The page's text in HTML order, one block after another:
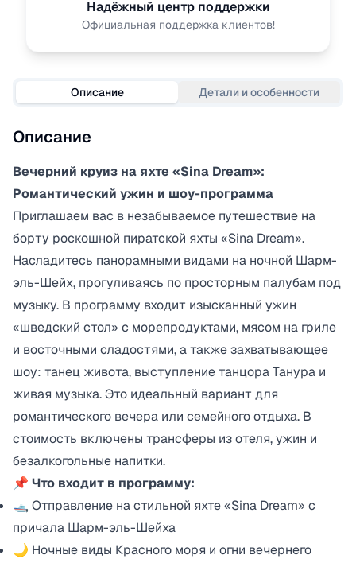
Надёжный центр поддержки
Официальная поддержка клиентов!
Описание Детали и особенности
Описание
Вечерний круиз на яхте «Sina Dream»:
Романтический ужин и шоу-программа
Приглашаем вас в незабываемое путешествие на
борту роскошной пиратской яхты «Sina Dream».
Насладитесь панорамными видами на ночной Шарм-
эль-Шейх, прогуливаясь по просторным палубам под
музыку. В программу входит изысканный ужин
«шведский стол» с морепродуктами, мясом на гриле
и восточными сладостями, а также захватывающее
шоу: танец живота, выступление танцора Танура и
живая музыка. Это идеальный вариант для
романтического вечера или семейного отдыха. В
стоимость включены трансферы из отеля, ужин и
безалкогольные напитки.
📌 Что входит в программу:
🛥 Отправление на стильной яхте «Sina Dream» с
причала Шарм-эль-Шейха
🌙 Ночные виды Красного моря и огни вечернего